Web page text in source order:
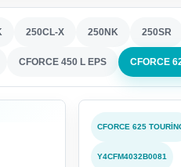
250CL-X 250NK 250SR
CFORCE 450 L EPS CFORCE
CFORCE 625
Y4CFM4032B0081